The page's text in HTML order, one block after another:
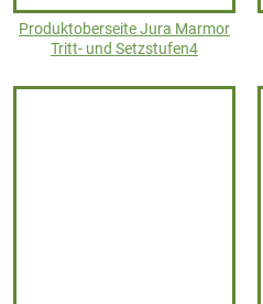
Produktoberseite Jura Marmor
Tritt- und Setzstufen4